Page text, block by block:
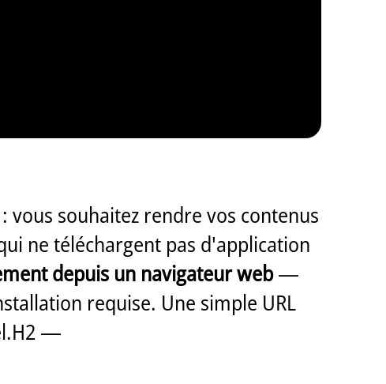
vous souhaitez rendre vos contenus
ne téléchargent pas d'application
depuis un navigateur web—
requise. Une simple URL
—